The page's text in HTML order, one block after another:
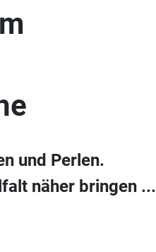
und Perlen.
näher bringen ...